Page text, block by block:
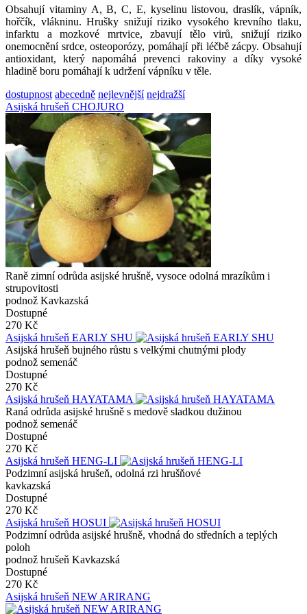
Obsahují vitaminy A, B, C, E, kyselinu listovou, draslík, vápník,
hořčík, vlákninu. Hrušky snižují riziko vysokého krevního tlaku,
infarktu a mozkové mrtvice, zbavují tělo virů, snižují riziko
onemocnění srdce, osteoporózy, pomáhají při léčbě zácpy. Obsahují
antioxidant, který napomáhá prevenci rakoviny a díky vysoké
hladině boru pomáhají k udržení vápníku v těle.
dostupnost abecedně nejlevnější nejdražší
Asijská hrušeň CHOJURO
Raně zimní odrůda asijské hrušně, vysoce odolná mrazíkům i
strupovitosti
podnož Kavkazská
Dostupné
270 Kč
Asijská hrušeň EARLY SHU
Asijská hrušeň bujného růstu s velkými chutnými plody
podnož semenáč
Dostupné
270 Kč
Asijská hrušeň HAYATAMA
Raná odrůda asijské hrušně s medově sladkou dužinou
podnož semenáč
Dostupné
270 Kč
Asijská hrušeň HENG-LI
Podzimní asijská hrušeň, odolná rzi hrušňové
kavkazská
Dostupné
270 Kč
Asijská hrušeň HOSUI
Podzimní odrůda asijské hrušně, vhodná do středních a teplých
poloh
podnož hrušeň Kavkazská
Dostupné
270 Kč
Asijská hrušeň NEW ARIRANG